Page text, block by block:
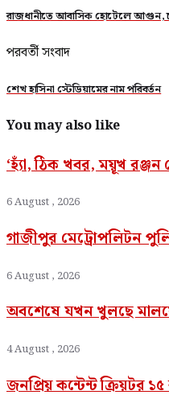
রাজধানীতে আবাসিক হোটেলে আগুন,
পরবর্তী সংবাদ
শেখ হাসিনা স্টেডিয়ামের নাম পরিবর্তন
You may also like
‘হ্যাঁ, ঠিক খবর, ময়ূখ
6 August , 2026
গাজীপুর মেট্রোপলিটন
6 August , 2026
অবশেষে যখন খুলছে
4 August , 2026
জনপ্রিয় কন্টেন্ট ক্রিয়টর